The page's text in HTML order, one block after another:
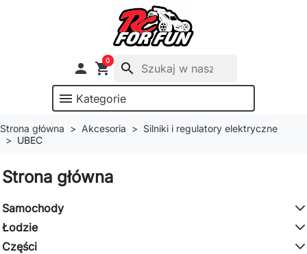
 shopping_cart
0
search
menu Kategorie
Strona główna Akcesoria
Silniki i regulatory elektryczne
UBEC
Strona główna
Samochody
Łodzie
Części